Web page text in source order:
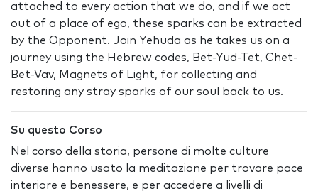
attached to every action that we do, and if we act
out of a place of ego, these sparks can be extracted
by the Opponent. Join Yehuda as he takes us on a
journey using the Hebrew codes, Bet-Yud-Tet, Chet-
Bet-Vav, Magnets of Light, for collecting and
restoring any stray sparks of our soul back to us.
Su questo Corso
Nel corso della storia, persone di molte culture
diverse hanno usato la meditazione per trovare pace
interiore e benessere, e per accedere a livelli di